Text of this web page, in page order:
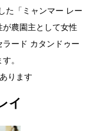
た「ミャンマー レー
農園主として女性
ード カタンドゥー
。
ります
イ